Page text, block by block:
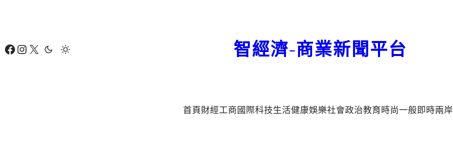
要
Facebook Instagram X 智經濟-商業新聞平台
首頁財經工商國際科技生活健康娛樂社會政治教育時尚一般即時兩岸